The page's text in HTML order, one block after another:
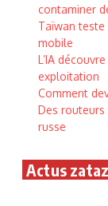
contaminer
Taïwan teste
mobile
L’IA
exploitation
Comment
Des
russe
Actus zataz